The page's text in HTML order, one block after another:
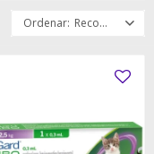
Recomendados